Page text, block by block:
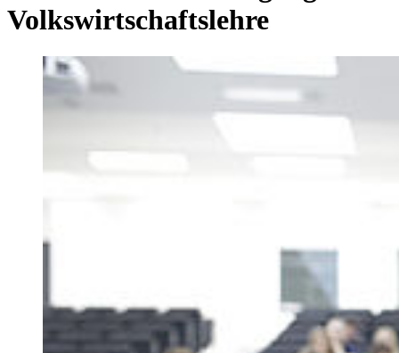
Volkswirtschaftslehre